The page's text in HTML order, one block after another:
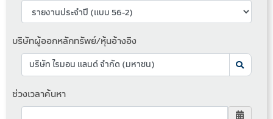
บริษัทผู้ออกหลักทรัพย์/หุ้นอ้างอิง
ช่วงเวลาค้นหา